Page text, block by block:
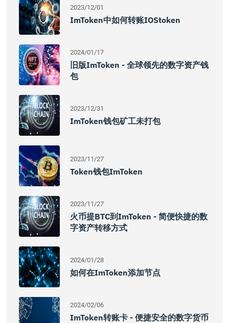
2023/12/01
ImToken中如何转账IOStoken
2024/01/17
旧版imToken - 全球领先的数字资产钱
包
2023/12/31
ImToken钱包矿工未打包
2023/11/27
Token钱包imToken
2023/11/27
火币提BTC到imToken - 简便快捷的数
字资产转移方式
2024/01/28
如何在imToken添加节点
2024/02/06
ImToken转账卡 - 便捷安全的数字货币